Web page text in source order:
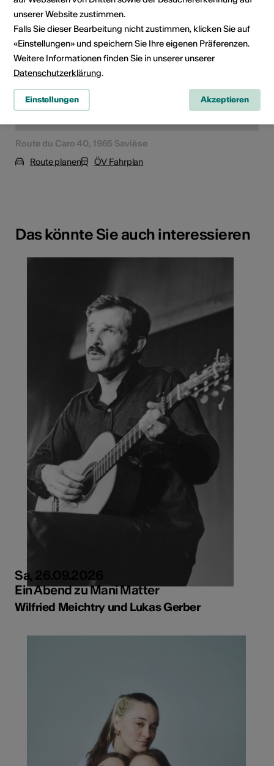
Route du Caro 40, 1965 Savièse
Route planen
ÖV Fahrplan
Das könnte Sie auch interessieren
Sa, 26.09.2026
Ein Abend zu Mani Matter
Wilfried Meichtry und Lukas Gerber
unserer Website zustimmen.
Falls Sie dieser Bearbeitung nicht zustimmen, klicken Sie auf
«Einstellungen» und speichern Sie Ihre eigenen Präferenzen.
Weitere Informationen finden Sie in unserer unserer
Datenschutzerklärung.
Einstellungen Akzeptieren